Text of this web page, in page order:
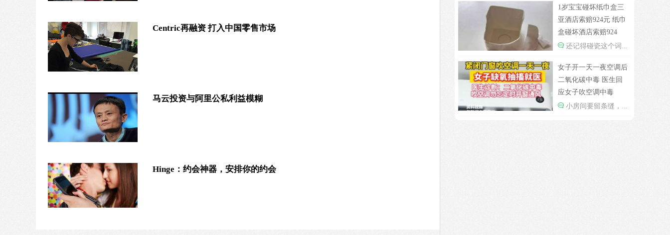
Centric再融资 打入中国零售市场
马云投资与阿里公私利益模糊
Hinge：约会神器，安排你的约会
1岁宝宝碰坏纸巾盒三
亚酒店索赔924元 纸巾
盒碰坏酒店索赔924
还记得碰瓷这个词...
女子开一天一夜空调后
二氧化碳中毒 医生回
应女子吹空调中毒
小房间要留条缝，...